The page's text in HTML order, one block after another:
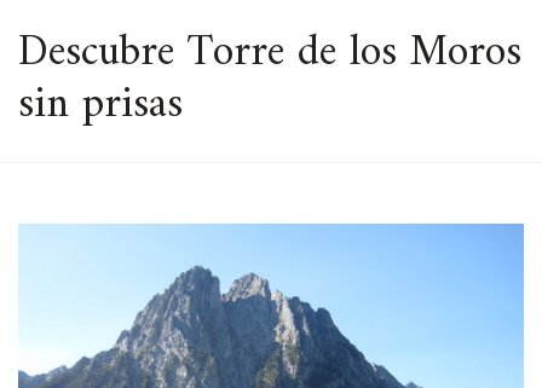
ESPACIO
Descubre Torre de los Moros
sin prisas